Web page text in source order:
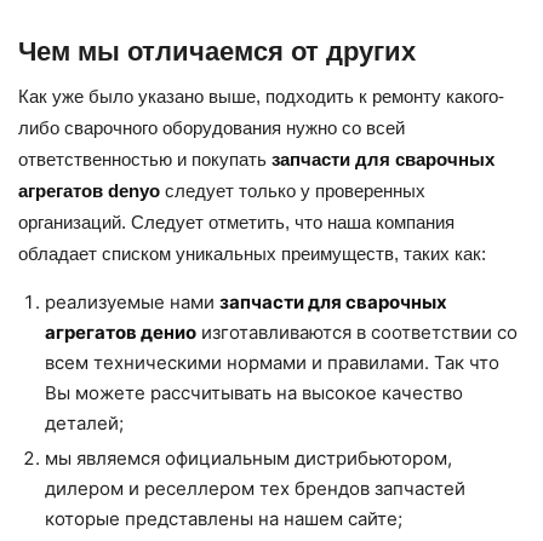
Чем мы отличаемся от других
Как уже было указано выше, подходить к ремонту какого-
либо сварочного оборудования нужно со всей
ответственностью и покупать запчасти для сварочных
агрегатов denyo следует только у проверенных
организаций. Следует отметить, что наша компания
обладает списком уникальных преимуществ, таких как:
реализуемые нами запчасти для сварочных
агрегатов денио изготавливаются в соответствии со
всем техническими нормами и правилами. Так что
Вы можете рассчитывать на высокое качество
деталей;
мы являемся официальным дистрибьютором,
дилером и реселлером тех брендов запчастей
которые представлены на нашем сайте;